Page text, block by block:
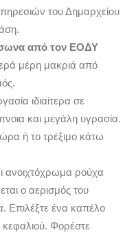
του Δημαρχείου
από τον ΕΟΔΥ
μέρη μακριά από
ιδιαίτερα σε
και μεγάλη υγρασία.
ή το τρέξιμο κάτω
ανοιχτόχρωμα ρούχα
ο αερισμός του
Επιλέξτε ένα καπέλο
κεφαλιού. Φορέστε